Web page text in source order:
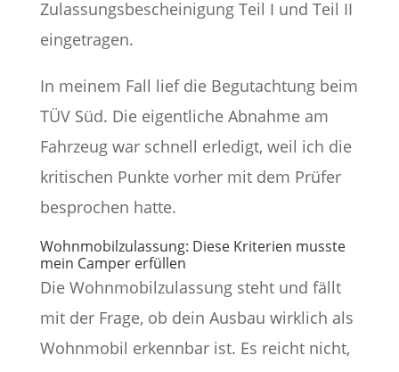
Zulassungsbescheinigung Teil I und Teil II
eingetragen.
In meinem Fall lief die Begutachtung beim
TÜV Süd. Die eigentliche Abnahme am
Fahrzeug war schnell erledigt, weil ich die
kritischen Punkte vorher mit dem Prüfer
besprochen hatte.
Wohnmobilzulassung: Diese Kriterien musste
mein Camper erfüllen
Die Wohnmobilzulassung steht und fällt
mit der Frage, ob dein Ausbau wirklich als
Wohnmobil erkennbar ist. Es reicht nicht,